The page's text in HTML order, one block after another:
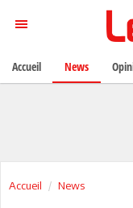
Accueil News
Accueil News